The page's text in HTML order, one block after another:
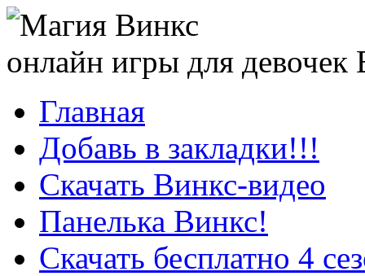
онлайн игры для девочек
Главная
Добавь в закладки!!!
Скачать Винкс-видео
Панелька Винкс!
Скачать бесплатно 4